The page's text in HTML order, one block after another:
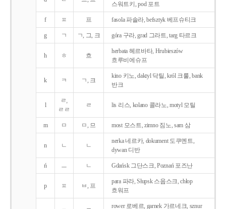
스워트키, pod 포트
f ㅍ 프 fasola 파솔라, befsztyk 베프슈티크
g ㄱ ㄱ, 그, 크 góra 구라, grad 그라트, targ 타르크
h ㅎ 흐
herbata 헤르바타, Hrubieszów
흐루비에슈프
k ㅋ ㄱ, 크
kino 키노, daktyl 닥틸, król 크룰, bank
반크
l
ㄹ,
ㄹㄹ
ㄹ lis 리스, kolano 콜라노, motyl 모틸
m ㅁ ㅁ, 므 most 모스트, zimno 짐노, sam 삼
n ㄴ ㄴ
nerka 네르카, dokument 도쿠멘트,
dywan 디반
ń ㅡ ㄴ Gdańsk 그단스크, Poznań 포즈난
p ㅍ ㅂ, 프
para 파라, Słupsk 스웁스크, chłop
흐워프
rower 로베르, garnek 가르네크, sznur